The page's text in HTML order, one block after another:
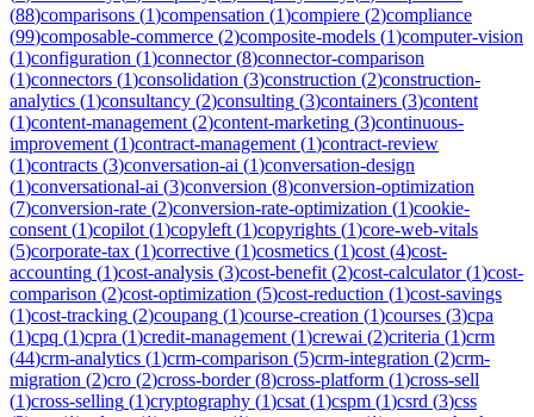
(88)comparisons (1)compensation (1)compiere (2)compliance
(99)composable-commerce (2)composite-models (1)computer-vision
(1)configuration (1)connector(8)connector-comparison
(1)connectors (1)consolidation (3)construction (2)construction-
analytics (1)consultancy (2)consulting (3)containers (3)content
(1)content-management (2)content-marketing (3)continuous-
improvement (1)contract-management (1)contract-review
(1)contracts (3)conversation-ai (1)conversation-design
(1)conversational-ai (3)conversion (8)conversion-optimization
(7)conversion-rate (2)conversion-rate-optimization (1)cookie-
consent (1)copilot (1)copyleft (1)copyrights (1)core-web-vitals
(5)corporate-tax (1)corrective (1)cosmetics (1)cost (4)cost-
accounting (1)cost-analysis (3)cost-benefit (2)cost-calculator(1)cost-
comparison (2)cost-optimization (5)cost-reduction (1)cost-savings
(1)cost-tracking (2)coupang (1)course-creation (1)courses (3)cpa
(1)cpq (1)cpra (1)credit-management (1)crewai (2)criteria (1)crm
(44)crm-analytics (1)crm-comparison (5)crm-integration (2)crm-
migration (2)cro (2)cross-border(8)cross-platform (1)cross-sell
(1)cross-selling (1)cryptography (1)csat (1)cspm (1)csrd (3)css